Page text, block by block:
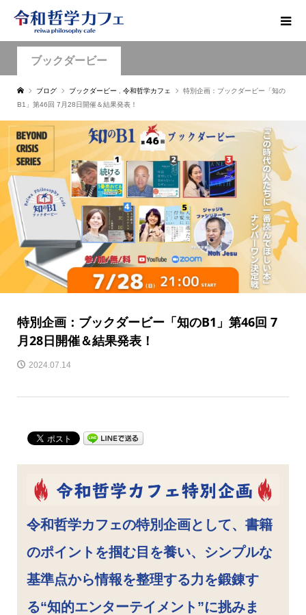
ブックダービー
ブログ ブックダービー 令和哲学カフェ
特別企画：ブックダービー「知の
B1」第46回 7月28日開催＆結果発表！
特別企画：ブックダービー「知のB1」第46回 7
月28日開催＆結果発表！
2024.07.14
令和哲学カフェの特別企画として、書籍
のポイントを掴む目を養い、シンプルな
基準点から情報を整理する力を鍛錬す
る“知的エンターテイメント”に挑みま